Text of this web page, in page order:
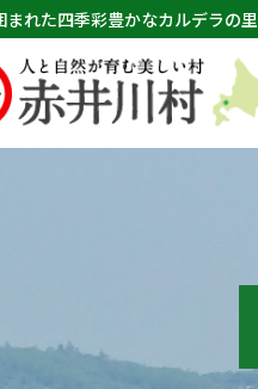
まれた四季彩豊かなカルデラの里